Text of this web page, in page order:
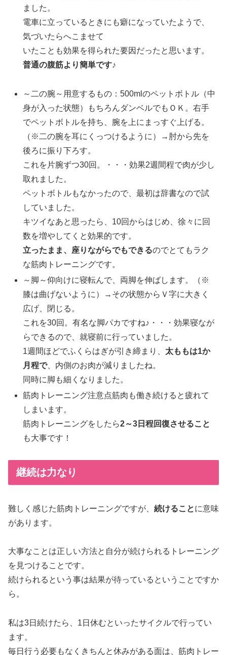
ました。
電車に立っているときにも癖になっていたようで、
気づいたらへこませて
いたことも効果を得られた要因だったと思います。
普通の腹筋より簡単です♪
～二の腕～用意するもの：500mlのペットボトル（中
身が入った状態）もちろんダンベルでもＯＫ。右手
でペットボトルを持ち、腕を上にまっすぐ上げる。
（※二の腕を耳にくっつけるように）→肘から先を
後ろに振り下ろす。
これを片腕ずつ30回。・・・効果2週間程で肉が少し
取れました。
ペットボトルもなかったので、最初は辞書なので試
していました。
キツイなあと思ったら、10回からはじめ、徐々に回
数を増やしてくと効果的です。
立ったまま、座りながらでもできるのでとてもラク
な筋肉トレーニングです。
～脚～仰向けに寝転んで、両脚を伸ばします。（※
膝は曲げないように）→その状態からＶ字に大きく
広げ、閉じる。
これを30回。有名な脚パカですね♪・・・効果寝なが
らできるので、就寝前に行っていました。
1週間ほどでふくらはぎが引き締まり、 太ももは1か
月程で、内側のお肉が減りましたね。
同時に脚も細くなりました。
筋肉トレーニング注意点筋肉も働き続けると疲れて
しまいます。
筋肉トレーニングをしたら2～3日程回復させること
も大事です！
継続は力なり
難しく感じた筋肉トレーニングですが、 続けることに意味
があります。
大事なことは正しい方法と自分が続けられるトレーニング
を見つけることです。
続けられるという事は結果が待っているということですか
ら。
私は3日続けたら、1日休むといったサイクルで行ってい
ます。
毎日行う必要もなくきちんと休みがある面は、筋肉トレー